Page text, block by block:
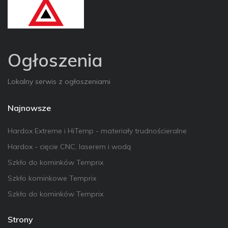
Ogłoszenia
Lokalny serwis z ogłoszeniami
Najnowsze
Hardox Extreme i HiTemp - materiały trudnościeralne
Hardox - cięcie CNC, laserem i wodą
Szkło do kominków Temprix
Szkło kominkowe Temprix
Szkło do kominków Temprix
Strony